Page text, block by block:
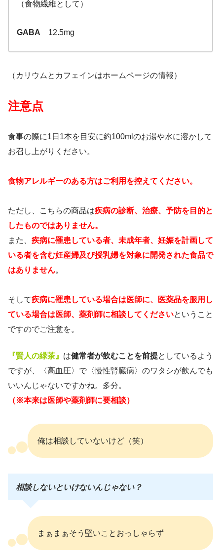
（食物繊維として）
GABA 12.5mg
（カリウムとカフェインはホームページの情報）
注意点
食事の際に1日1本を目安に約100mlのお湯や水に溶かして
お召し上がりください。
食物アレルギーのある方はご利用を控えてください。
ただし、こちらの商品は疾病の診断、治療、予防を目的と
したものではありません。
また、 疾病に罹患している者、未成年者、妊娠を計画して
いる者を含む妊産婦及び授乳婦を対象に開発された食品で
はありません。
そして疾病に罹患している場合は医師に、医薬品を服用し
ている場合は医師、薬剤師に相談してくださいということ
ですのでご注意を。
『賢人の緑茶』 は健常者が飲むことを前提としているよう
ですが、〈高血圧〉で〈慢性腎臓病〉のワタシが飲んでも
いいんじゃないですかね。多分。
（※本来は医師や薬剤師に要相談）
俺は相談していないけど（笑）
相談しないといけないんじゃない？
まぁまぁそう堅いことおっしゃらず